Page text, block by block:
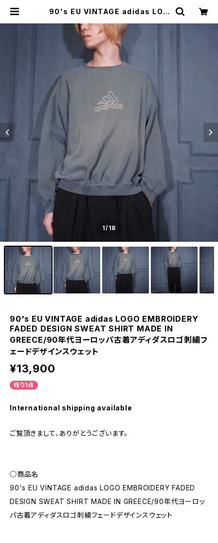
90's EU VINTAGE adidas LOG
N SWEAT SHIRT MADE IN GRE
ECE/90年代ヨーロッパ古着アディ
ダスロゴ刺繍フェードデザインスウェ
ット | Titti Vintage
1/18
90's EU VINTAGE adidas LOGO EMBROIDERY
FADED DESIGN SWEAT SHIRT MADE IN
GREECE/90年代ヨーロッパ古着アディダスロゴ刺繍フ
ェードデザインスウェット
¥13,900
残り1点
International shipping available
ご覧頂きまして、ありがとうございます。
◯商品名
90's EU VINTAGE adidas LOGO EMBROIDERY FADED
DESIGN SWEAT SHIRT MADE IN GREECE/90年代ヨーロッ
パ古着アディダスロゴ刺繍フェードデザインスウェット